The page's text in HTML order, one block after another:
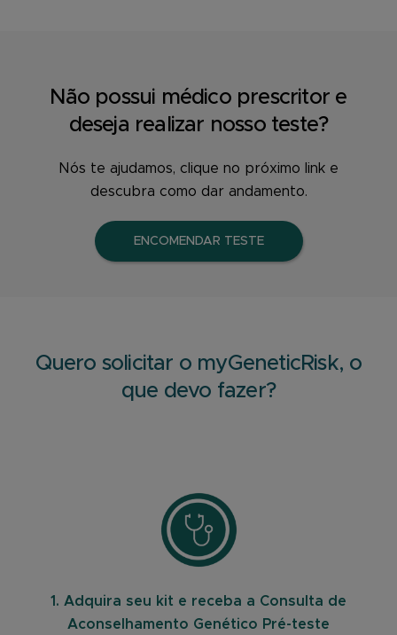
Não possui médico prescritor e
deseja realizar nosso teste?
Nós te ajudamos, clique no próximo link e
descubra como dar andamento.
ENCOMENDAR TESTE
Quero solicitar o myGeneticRisk, o
que devo fazer?
1. Adquira seu kit e receba a Consulta de
Aconselhamento Genético Pré-teste